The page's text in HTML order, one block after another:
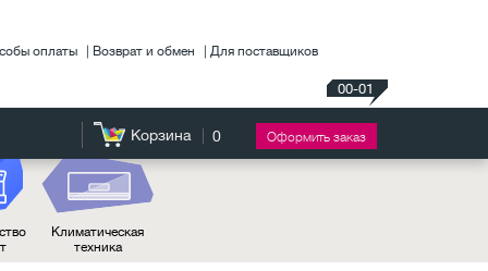
оплаты Возврат и обмен Для поставщиков
00-01
Корзина 0 Оформить заказ
Климатическая
техника